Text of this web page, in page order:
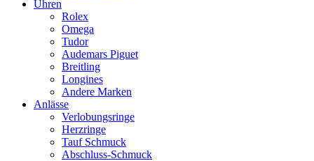
Uhren
Rolex
Omega
Tudor
Audemars Piguet
Breitling
Longines
Andere Marken
Anlässe
Verlobungsringe
Herzringe
Tauf Schmuck
Abschluss-Schmuck